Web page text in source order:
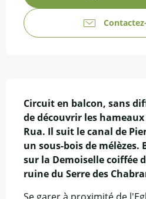
Circuit en balcon, sans
de découvrir les hameaux
Rua. Il suit le canal de
un sous-bois de mélèzes.
sur la Demoiselle coiffée
ruine du Serre des